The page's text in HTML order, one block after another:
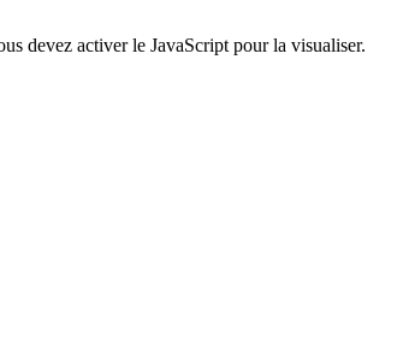
devez activer le JavaScript pour la visualiser.